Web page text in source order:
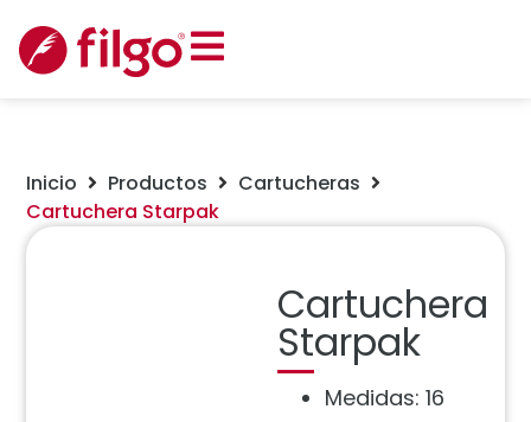
Inicio Productos
Cartucheras
Cartuchera Starpak
Cartuchera
Starpak
Medidas: 16